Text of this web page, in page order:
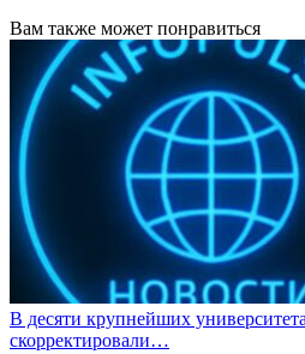
Вам также может понравиться
В десяти крупнейших
скорректировали…